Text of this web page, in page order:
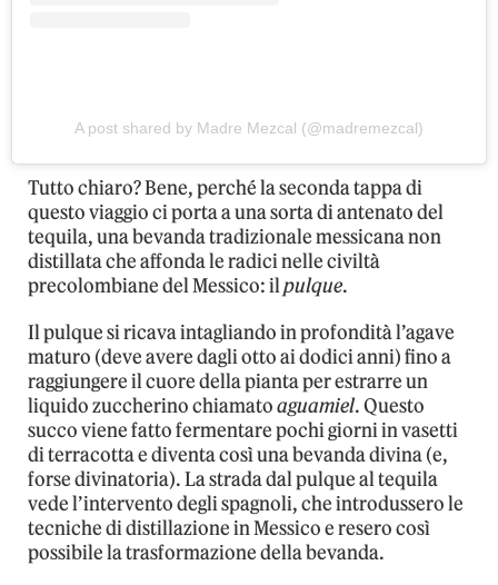
A post shared by Madre Mezcal (@madremezcal)
Tutto chiaro? Bene, perché la seconda tappa di
questo viaggio ci porta a una sorta di antenato del
tequila, una bevanda tradizionale messicana non
distillata che affonda le radici nelle civiltà
precolombiane del Messico: ilpulque.
Il pulque si ricava intagliando in profondità l’agave
maturo (deve avere dagli otto ai dodici anni) fino a
raggiungere il cuore della pianta per estrarre un
liquido zuccherino chiamatoaguamiel. Questo
succo viene fatto fermentare pochi giorni in vasetti
di terracotta e diventa così una bevanda divina (e,
forse divinatoria). La strada dal pulque al tequila
vede l’intervento degli spagnoli, che introdussero le
tecniche di distillazione in Messico e resero così
possibile la trasformazione della bevanda.